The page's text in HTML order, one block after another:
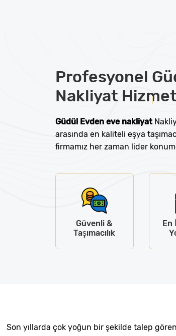
Profesyonel
Nakliyat
Güdül Evden eve nakliyat
arasında en kaliteli eşya
firmamız her zaman lider
Güvenli &
Taşımacılık
En
Son yıllarda çok yoğun bir şekilde talep